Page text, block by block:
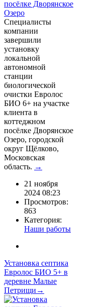
Специалисты
компании
завершили
установку
локальной
автономной
станции
биологической
очистки Евролос
БИО 6+ на участке
клиента в
коттеджном
посёлке Дворянское
Озеро, городской
округ Щёлково,
Московская
область. →
21 ноября
2024 08:23
Просмотров:
863
Категория:
Наши работы
Установка септика
Евролос БИО 5+ в
деревне Малые
Петрищи→